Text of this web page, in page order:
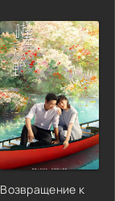
Возвращение к